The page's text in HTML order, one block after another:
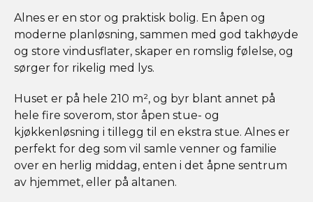
Alnes er en stor og praktisk bolig. En åpen og
moderne planløsning, sammen med god takhøyde
og store vindusflater, skaper en romslig følelse, og
sørger for rikelig med lys.
Huset er på hele 210 m², og byr blant annet på
hele fire soverom, stor åpen stue- og
kjøkkenløsning i tillegg til en ekstra stue. Alnes er
perfekt for deg som vil samle venner og familie
over en herlig middag, enten i det åpne sentrum
av hjemmet, eller på altanen.